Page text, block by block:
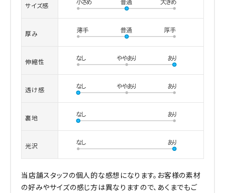
サイズ感
厚み
伸縮性
透け感
裏地
光沢
当店舗スタッフの個人的な感想になります。お客様の素材
の好みやサイズの感じ方は異なりますので、あくまでもご